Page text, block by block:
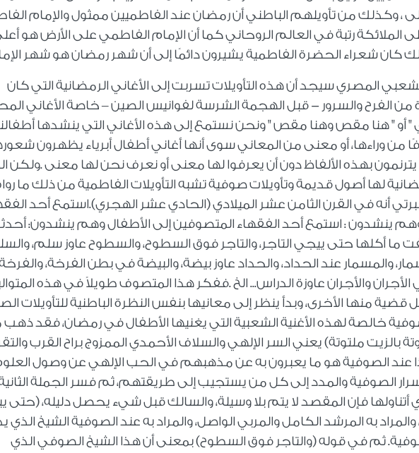
، وكذلك من تأويلهم الباطني أن رمضان عند الفاطميين ممثول والإمام
الملائكة رتبة في العالم الروحاني كما أن الإمام الفاطمي على الأرض هو
كان شعراء الحضرة الفاطمية يشيرون دائمًا إلى أن شهر رمضان هو شهر
المصري سيجد أن هذه التأويلات تسربت إلى الأغاني الرمضانية التي كان
من الفرح والسرور - قبل الهجمة الشرسة لفوانيس الصين – خاصة الأغاني
أو " هنا مقص وهنا مقص " ونحن نستمع إلى هذه الأغاني التي ينشدها
من وراءها، أو معنى من المعاني سوى أنها أغاني أطفال أبرياء يظهرون
بهذه الألفاظ دون أن يعرفوا لها معنى أو نعرف نحن لها معنى .ولكن
لها أصول قديمة وتأويلات صوفية تشبه التأويلات الفاطمية من ذلك ما
أنه في القرن الثامن عشر الميلادي (الحادي عشر الهجري).استمع أحد
ينشدون : استمع أحد الفقهاء المتصوفين إلى الأطفال وهم ينشدون:
ما أكلها حتى ييجي التاجر، والتاجر فوق السطوح، والسطوح عاوز سلم،
والمسمار عند الحداد، والحداد عاوز بيضة، والبيضة في بطن الفرخة،
والأجران عاوزة الدراس... الخ.ففكر هذا المتصوف طويلاً في هذه
قضية منها الأخرى، وبدأ ينظر إلى معانيها بنفس النظرة الباطنية للتأويلات
خالصة لهذه الأغنية الشعبية التي يغنيها الأطفال في رمضان، فقد ذهب
ملتوتة) يعني السر الإلهي والسلاف الأحمدي الممزوج براح القرب
عند الصوفية هو ما يعبرون به عن مذهبهم في الحب الإلهي عن وصول
الصوفية والمدد إلى كل من يستجيب إلى طريقتهم، ثم فسر الجملة
أتناولها فإن المقصد لا يتم بلا وسيلة، والسالك قبل شيء يحصل دليله، (حتى
والمراد به المرشد الكامل والمربي الواصل، والمراد به عند الصوفية الشيخ الذي
ثم في قوله (والتاجر فوق السطوح) بمعنى أن هذا الشيخ الصوفي الذي